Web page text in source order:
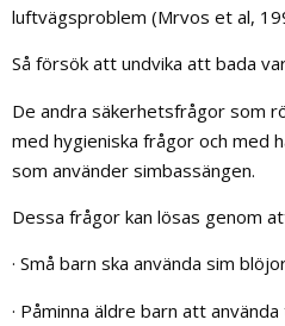
luftvägsproblem (Mrvos et al,
Så försök att undvika att bada
De andra säkerhetsfrågor som
med hygieniska frågor och med
som använder simbassängen.
Dessa frågor kan lösas genom
· Små barn ska använda sim
· Påminna äldre barn att